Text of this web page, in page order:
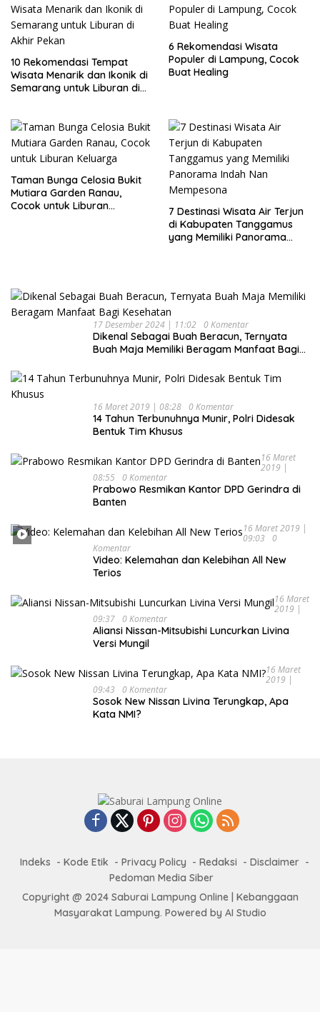
10 Rekomendasi Tempat
Wisata Menarik dan Ikonik di
Semarang untuk Liburan di
6 Rekomendasi Wisata
Populer di Lampung, Cocok
Buat Healing
Taman Bunga Celosia Bukit
Mutiara Garden Ranau,
Cocok untuk Liburan
7 Destinasi Wisata Air Terjun
di Kabupaten Tanggamus
yang Memiliki Panorama
17 Desember 2024 | 11:02 0 Komentar
Dikenal Sebagai Buah Beracun, Ternyata
Buah Maja Memiliki Beragam Manfaat Bagi
16 Maret 2019 | 08:28 0 Komentar
14 Tahun Terbunuhnya Munir, Polri Didesak
Bentuk Tim Khusus
16 Maret
2019 |
08:55 0 Komentar
Prabowo Resmikan Kantor DPD Gerindra di
Banten
16 Maret 2019 |
09:03
0
Komentar
Video: Kelemahan dan Kelebihan All New
Terios
16 Maret
2019 |
09:37 0 Komentar
Aliansi Nissan-Mitsubishi Luncurkan Livina
Versi Mungil
16 Maret
2019 |
09:43
0 Komentar
Sosok New Nissan Livina Terungkap, Apa
Kata NMI?
Indeks Kode Etik Privacy Policy Redaksi
Disclaimer
Pedoman Media Siber
Copyright @ 2024 Saburai Lampung Online | Kebanggaan
Masyarakat Lampung. Powered by AI Studio